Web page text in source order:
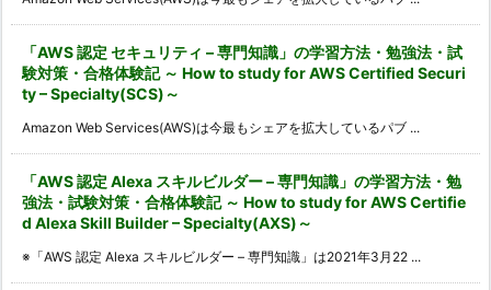
「AWS 認定 セキュリティ – 専門知識」の学習方法・勉強法・試
験対策・合格体験記 ～ How to study for AWS Certified Securi
ty – Specialty(SCS)～
Amazon Web Services(AWS)は今最もシェアを拡大しているパブ ...
「AWS 認定 Alexa スキルビルダー – 専門知識」の学習方法・勉
強法・試験対策・合格体験記 ～ How to study for AWS Certifie
d Alexa Skill Builder – Specialty(AXS)～
※「AWS 認定 Alexa スキルビルダー – 専門知識」は2021年3月22 ...